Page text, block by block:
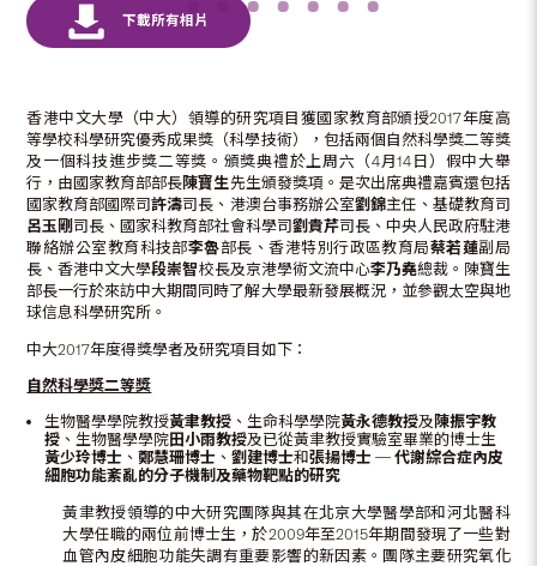
香港中文大學（中大）領導的研究項目獲國家教育部頒授2017年度高
等學校科學研究優秀成果獎（科學技術），包括兩個自然科學獎二等獎
及一個科技進步獎二等獎。頒獎典禮於上周六（4月14日）假中大舉
行，由國家教育部部長陳寶生先生頒發獎項。是次出席典禮嘉賓還包括
國家教育部國際司許濤司長、港澳台事務辦公室劉錦主任、基礎教育司
呂玉剛 司長、國家科教育部社會科學司劉貴芹司長、中央人民政府駐港
聯絡辦公室教育科技部李魯部長、香港特別行政區教育局蔡若蓮副局
長、香港中文大學段崇智校長及京港學術文流中心李乃堯總裁。陳寶生
部長一行於來訪中大期間同時了解大學最新發展概況，並參觀太空與地
球信息科學研究所。
中大2017年度得獎學者及研究項目如下：
自然科學獎二等獎
生物醫學學院教授黃聿教授、生命科學學院黃永德教授及 陳振宇教
授、生物醫學學院田小雨教授及已從黃聿教授實驗室畢業的博士生
黃少玲博士、 鄭慧珊博士、 劉建博士和張揚博士 ─ 代謝綜合症內皮
細胞功能紊亂的分子機制及藥物靶點的研究
黃聿教授領導的中大研究團隊與其在北京大學醫學部和河北醫科
大學任職的兩位前博士生，於2009年至2015年期間發現了一些對
血管內皮細胞功能失調有重要影響的新因素。團隊主要研究氧化